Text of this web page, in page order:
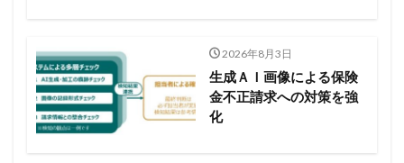
2026年8月3日
生成ＡＩ画像による保険
金不正請求への対策を強
化